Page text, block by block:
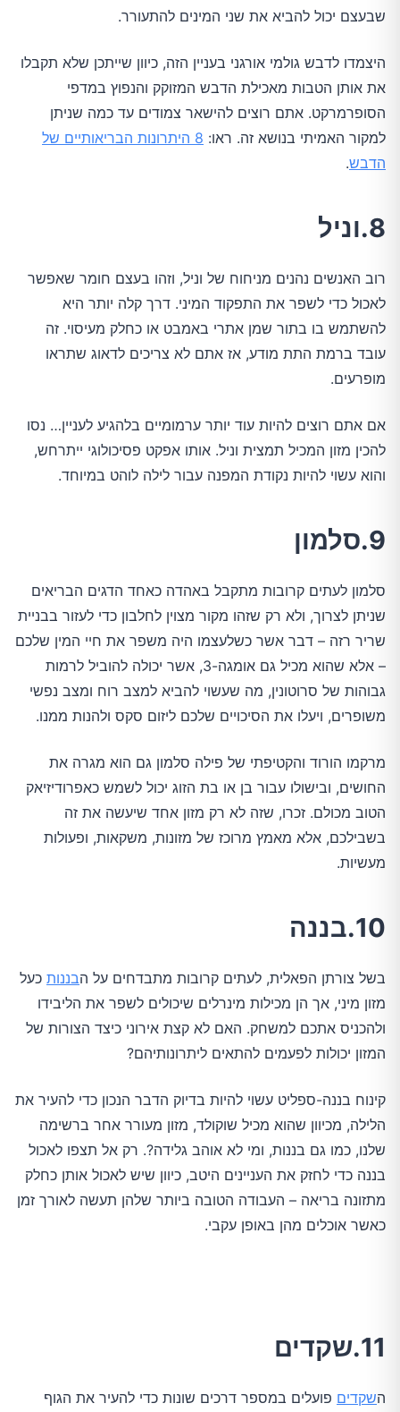
שבעצם יכול להביא את שני המינים להתעורר.
היצמדו לדבש גולמי אורגני בעניין הזה, כיוון שייתכן שלא תקבלו
את אותן הטבות מאכילת הדבש המזוקק והנפוץ במדפי
הסופרמרקט. אתם רוצים להישאר צמודים עד כמה שניתן
למקור האמיתי בנושא זה. ראו:
8 היתרונות הבריאותיים של
הדבש.
8.וניל
רוב האנשים נהנים מניחוח של וניל, וזהו בעצם חומר שאפשר
לאכול כדי לשפר את התפקוד המיני. דרך קלה יותר היא
להשתמש בו בתור שמן אתרי באמבט או כחלק מעיסוי. זה
עובד ברמת התת מודע, אז אתם לא צריכים לדאוג שתראו
מופרעים.
אם אתם רוצים להיות עוד יותר ערמומיים בלהגיע לעניין… נסו
להכין מזון המכיל תמצית וניל. אותו אפקט פסיכולוגי ייתרחש,
והוא עשוי להיות נקודת המפנה עבור לילה לוהט במיוחד.
9.סלמון
סלמון לעתים קרובות מתקבל באהדה כאחד הדגים הבריאים
שניתן לצרוך, ולא רק שזהו מקור מצוין לחלבון כדי לעזור בבניית
שריר רזה – דבר אשר כשלעצמו היה משפר את חיי המין שלכם
– אלא שהוא מכיל גם אומגה-3, אשר יכולה להוביל לרמות
גבוהות של סרוטונין, מה שעשוי להביא למצב רוח ומצב נפשי
משופרים, ויעלו את הסיכויים שלכם ליזום סקס ולהנות ממנו.
מרקמו הורוד והקטיפתי של פילה סלמון גם הוא מגרה את
החושים, ובישולו עבור בן או בת הזוג יכול לשמש כאפרודיזיאק
הטוב מכולם. זכרו, שזה לא רק מזון אחד שיעשה את זה
בשבילכם, אלא מאמץ מרוכז של מזונות, משקאות, ופעולות
מעשיות.
10.בננה
בשל צורתן הפאלית, לעתים קרובות מתבדחים על הבננות כעל
מזון מיני, אך הן מכילות מינרלים שיכולים לשפר את הליבידו
ולהכניס אתכם למשחק. האם לא קצת אירוני כיצד הצורות של
המזון יכולות לפעמים להתאים ליתרונותיהם?
קינוח בננה-ספליט עשוי להיות בדיוק הדבר הנכון כדי להעיר את
הלילה, מכיוון שהוא מכיל שוקולד, מזון מעורר אחר ברשימה
שלנו, כמו גם בננות, ומי לא אוהב גלידה?. רק אל תצפו לאכול
בננה כדי לחזק את העניינים היטב, כיוון שיש לאכול אותן כחלק
מתזונה בריאה – העבודה הטובה ביותר שלהן תעשה לאורך זמן
כאשר אוכלים מהן באופן עקבי.
11.שקדים
השקדים פועלים במספר דרכים שונות כדי להעיר את הגוף